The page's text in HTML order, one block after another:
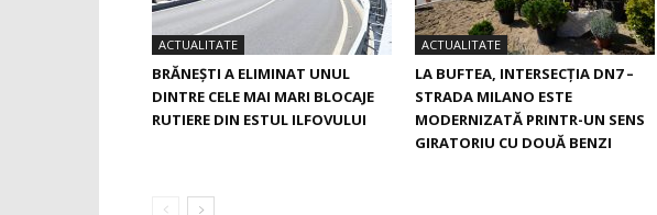
ACTUALITATE
BRĂNEȘTI A ELIMINAT UNUL
DINTRE CELE MAI MARI BLOCAJE
RUTIERE DIN ESTUL ILFOVULUI
ACTUALITATE
LA BUFTEA, INTERSECŢIA DN7 –
STRADA MILANO ESTE
MODERNIZATĂ PRINTR-UN SENS
GIRATORIU CU DOUĂ BENZI